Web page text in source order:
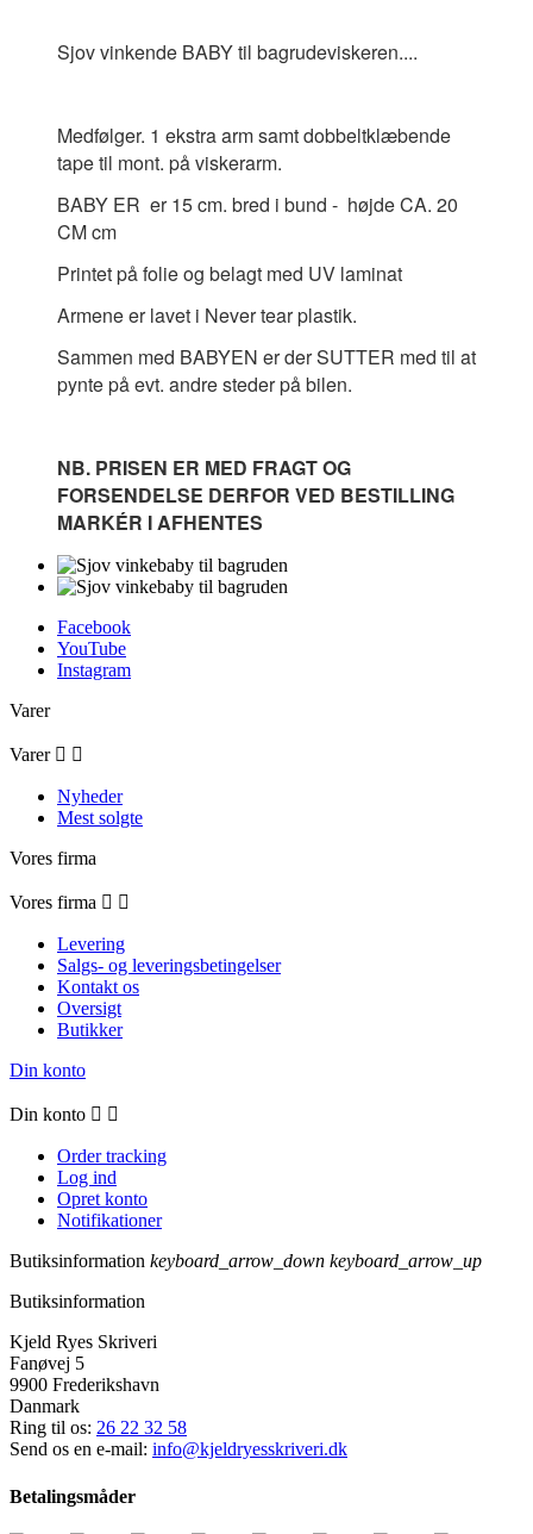
Sjov vinkende BABY til bagrudeviskeren....
Medfølger. 1 ekstra arm samt dobbeltklæbende
tape til mont. på viskerarm.
BABY ER er 15 cm. bred i bund - højde CA. 20
CM cm
Printet på folie og belagt med UV laminat
Armene er lavet i Never tear plastik.
Sammen med BABYEN er der SUTTER med til at
pynte på evt. andre steder på bilen.
NB. PRISEN ER MED FRAGT OG
FORSENDELSE DERFOR VED BESTILLING
MARKÉR I AFHENTES
Facebook
YouTube
Instagram
Varer
Varer  
Nyheder
Mest solgte
Vores firma
Vores firma  
Levering
Salgs- og leveringsbetingelser
Kontakt os
Oversigt
Butikker
Din konto
Din konto  
Order tracking
Log ind
Opret konto
Notifikationer
Butiksinformation keyboard_arrow_down keyboard_arrow_up
Butiksinformation
Kjeld Ryes Skriveri
Fanøvej 5
9900 Frederikshavn
Danmark
Ring til os: 26 22 32 58
Send os en e-mail: info@kjeldryesskriveri.dk
Betalingsmåder